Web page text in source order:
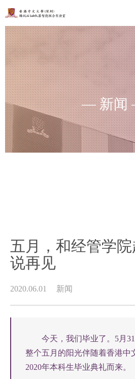
— 新闻
五月，和经管学
说再见
2020.06.01 新闻
今天，我们毕业了。5月
整个五月的阳光伴随着香港中
2020年本科生毕业典礼而来。